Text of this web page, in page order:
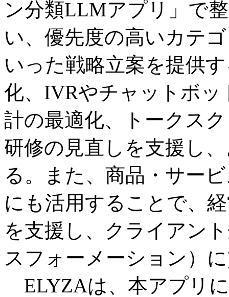
ン分類LLMアプリ」で
い、優先度の高いカテ
いった戦略立案を提供
化、IVRやチャットボ
計の最適化、トークス
研修の見直しを支援し
る。また、商品・サー
にも活用することで、
を支援し、クライアン
スフォーメーション）
ELYZAは、本アプリ